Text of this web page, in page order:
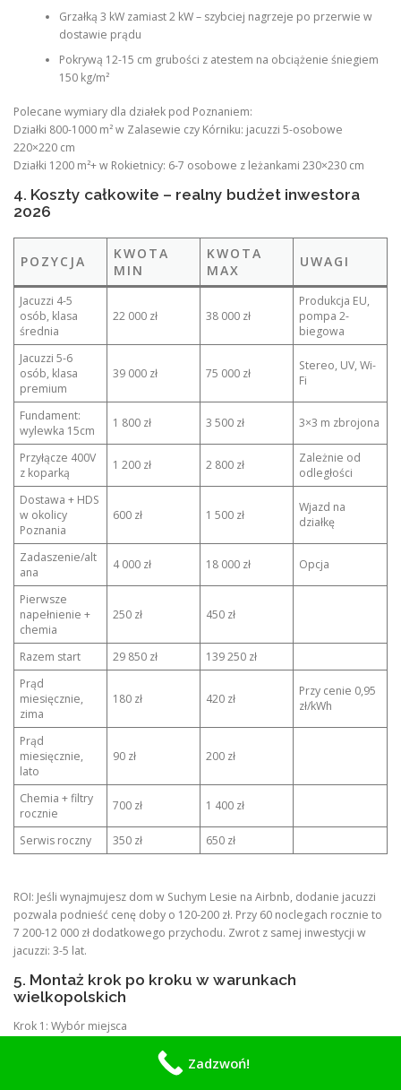
Grzałką 3 kW zamiast 2 kW – szybciej nagrzeje po przerwie w
dostawie prądu
Pokrywą 12-15 cm grubości z atestem na obciążenie śniegiem
150 kg/m²
Polecane wymiary dla działek pod Poznaniem:
Działki 800-1000 m² w Zalasewie czy Kórniku: jacuzzi 5-osobowe
220×220 cm
Działki 1200 m²+ w Rokietnicy: 6-7 osobowe z leżankami 230×230 cm
4. Koszty całkowite – realny budżet inwestora
2026
POZYCJA
KWOTA
MIN
KWOTA
MAX
UWAGI
Jacuzzi 4-5
osób, klasa
średnia
22 000 zł 38 000 zł
Produkcja EU,
pompa 2-
biegowa
Jacuzzi 5-6
osób, klasa
premium
39 000 zł 75 000 zł
Stereo, UV, Wi-
Fi
Fundament:
wylewka 15cm
1 800 zł 3 500 zł 3×3 m zbrojona
Przyłącze 400V
z koparką
1 200 zł 2 800 zł
Zależnie od
odległości
Dostawa + HDS
w okolicy
Poznania
600 zł 1 500 zł
Wjazd na
działkę
Zadaszenie/alt
ana
4 000 zł 18 000 zł Opcja
Pierwsze
napełnienie +
chemia
250 zł 450 zł
Razem start 29 850 zł
139 250 zł
Prąd
miesięcznie,
zima
180 zł 420 zł
Przy cenie 0,95
zł/kWh
Prąd
miesięcznie,
lato
90 zł 200 zł
Chemia + filtry
rocznie
700 zł 1 400 zł
Serwis roczny 350 zł 650 zł
ROI: Jeśli wynajmujesz dom w Suchym Lesie na Airbnb, dodanie jacuzzi
pozwala podnieść cenę doby o 120-200 zł. Przy 60 noclegach rocznie to
7 200-12 000 zł dodatkowego przychodu. Zwrot z samej inwestycji w
jacuzzi: 3-5 lat.
5. Montaż krok po kroku w warunkach
wielkopolskich
Krok 1: Wybór miejsca
opaskowe, inaczej po deszczu jacuzzi będzie stało w błocie. Unikaj
drzew liściastych w promieniu 5 m – mniej sprzątania.
Zadzwoń!